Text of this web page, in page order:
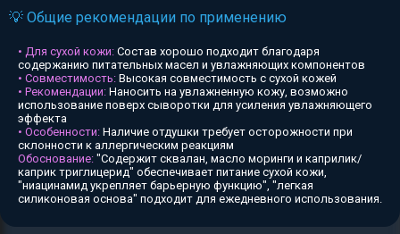
💡 Общие рекомендации по применению
• Для сухой кожи: Состав хорошо подходит благодаря
содержанию питательных масел и увлажняющих компонентов
• Совместимость: Высокая совместимость с сухой кожей
• Рекомендации: Наносить на увлажненную кожу, возможно
использование поверх сыворотки для усиления увлажняющего
эффекта
• Особенности: Наличие отдушки требует осторожности при
склонности к аллергическим реакциям
Обоснование: "Содержит сквалан, масло моринги и каприлик/
каприк триглицерид" обеспечивает питание сухой кожи,
"ниацинамид укрепляет барьерную функцию", "легкая
силиконовая основа" подходит для ежедневного использования.